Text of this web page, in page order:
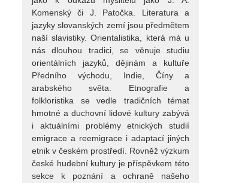
Komenský či J. Patočka. Literatura a
jazyky slovanských zemí jsou předmětem
naší slavistiky. Orientalistika, která má u
nás dlouhou tradici, se věnuje studiu
orientálních jazyků, dějinám a kultuře
Předního východu, Indie, Číny a
arabského světa. Etnografie a
folkloristika se vedle tradičních témat
hmotné a duchovní lidové kultury zabývá
i aktuálními problémy etnických studií
emigrace a reemigrace i adaptací jiných
etnik v českém prostředí. Rovněž výzkum
české hudební kultury je příspěvkem této
sekce k poznání a ochraně našeho